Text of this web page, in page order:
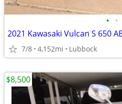
• •
2021 Kawasaki Vulcan S 650
7/8 4,152mi Lubbock
$8,500